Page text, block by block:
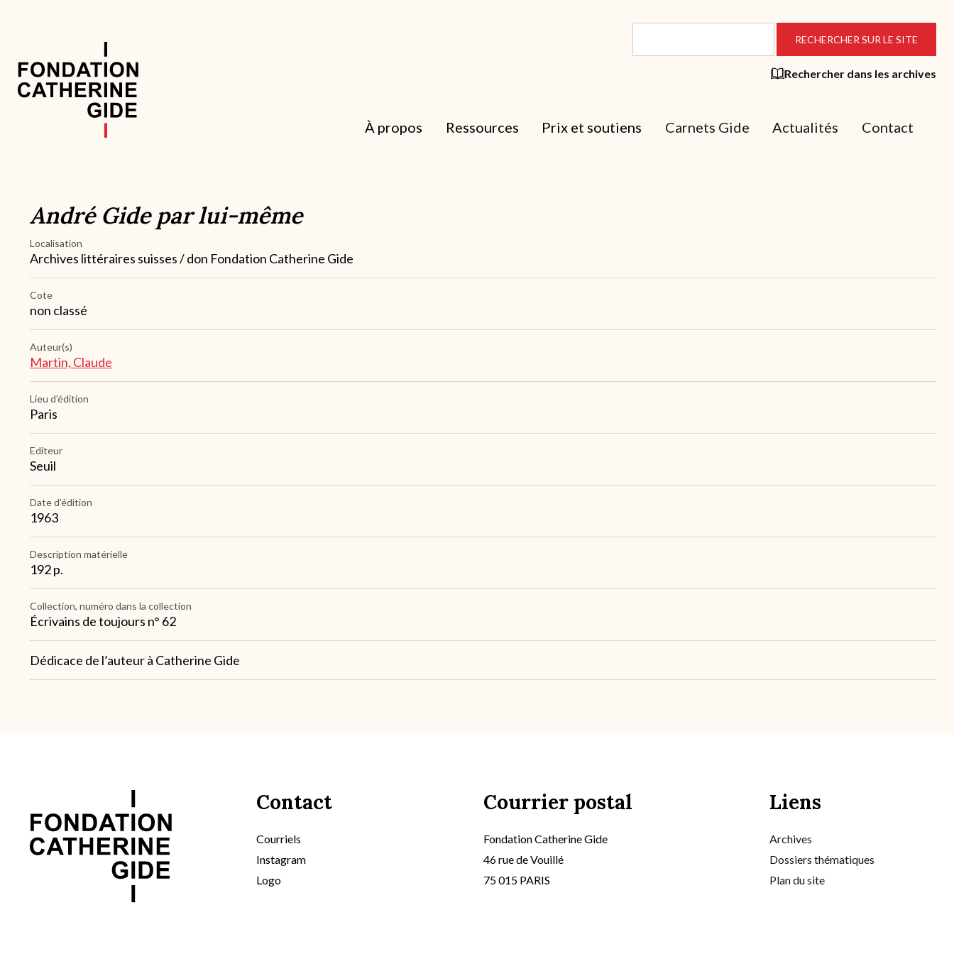
contenu
principal
Rechercher dans les archives
principale
À propos Ressources Prix et soutiens Carnets Gide Actualités Contact
André Gide par lui-même
Localisation
Archives littéraires suisses / don Fondation Catherine Gide
Cote
non classé
Auteur(s)
Martin, Claude
Lieu d'édition
Paris
Editeur
Seuil
Date d'édition
1963
Description matérielle
192 p.
Collection, numéro dans la collection
Écrivains de toujours n° 62
Note
Dédicace de l’auteur à Catherine Gide
Contact
Courriels
Instagram
Logo
Courrier postal
Fondation Catherine Gide
46 rue de Vouillé
75 015 PARIS
Liens
Archives
Dossiers thématiques
Plan du site